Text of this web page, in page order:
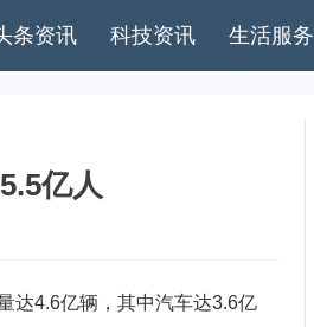
条资讯 科技资讯 生活服务
亿人
4.6亿辆，其中汽车达3.6亿